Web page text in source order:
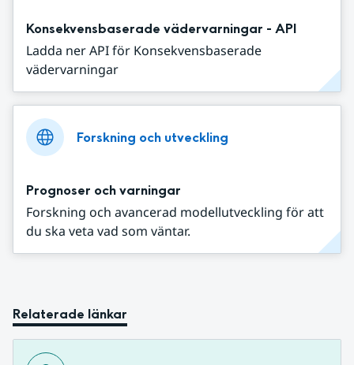
Konsekvensbaserade vädervarningar - API
Ladda ner API för Konsekvensbaserade
vädervarningar
Forskning och utveckling
Prognoser och varningar
Forskning och avancerad modellutveckling för att
du ska veta vad som väntar.
Relaterade länkar